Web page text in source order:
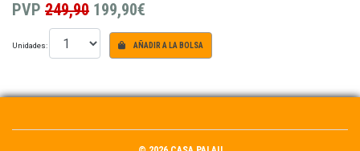
PVP 249,90 199,90€
Unidades: AÑADIR A LA BOLSA